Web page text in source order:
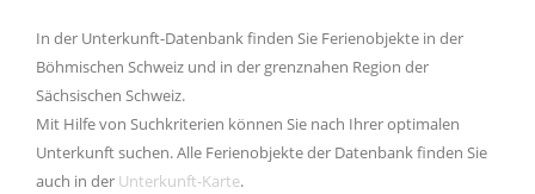
In der Unterkunft-Datenbank finden Sie Ferienobjekte in der
Böhmischen Schweiz und in der grenznahen Region der
Sächsischen Schweiz.
Mit Hilfe von Suchkriterien können Sie nach Ihrer optimalen
Unterkunft suchen. Alle Ferienobjekte der Datenbank finden Sie
auch in der Unterkunft-Karte.